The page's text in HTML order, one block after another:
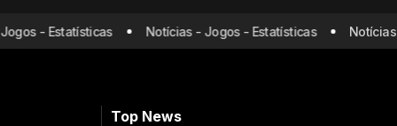
onde assistir e
Messi fica perto de renovar com o
Inter Miami
- Estatísticas Notícias - Jogos - Estatísticas Notícias -
Top News